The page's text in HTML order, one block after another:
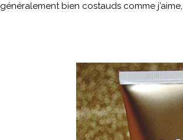
généralement bien costauds comme